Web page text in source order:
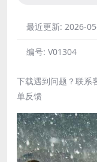
最近更新: 2026-
编号: V01304
下载遇到问题？联系
单反馈